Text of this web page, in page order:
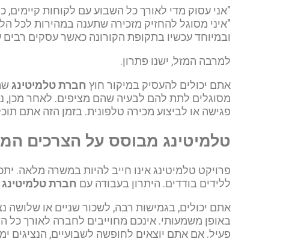
"אני עסוק מדי לאורך כל השבוע עם לקוחות קיימים,
"איני מסוגל להחזיק מזכירה שתענה במהירות לכל
ובמיוחד עכשיו בתקופת הקורונה כאשר עסקים
למרבה המזל, ישנו פתרון.
אתם יכולים להעסיק במיקור חוץ חברת טלמיטינג
מסוגלים לתת להם לבעיה שהם מציפים. לאחר מכן,
פגישה או לביצוע מכירה טלפונית. בזמן הזה אתם
טלמיטינג מבוסס על הצרכים
פרויקט טלמיטינג אינו חייב להיות במשרה מלאה.
ללידים בודדים. היתרון בעבודה עם חברת טלמיטינג
אתם יכולים, בגמישות רבה, לשכור שניים או
באופן משמעותי. אינכם מחוייבים לחברה לאורך
פעיל. אם אתם יוצאים לחופשה לשבועיים, הנציגים